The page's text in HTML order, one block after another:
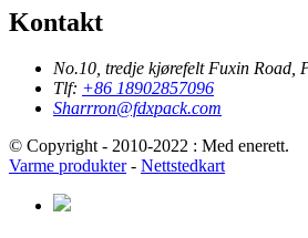
Kontakt
No.10, tredje kjørefelt Fuxin Road,
Tlf: +86 18902857096
Sharrron@fdxpack.com
© Copyright - 2010-2022 : Med enerett.
Varme produkter- Nettstedkart